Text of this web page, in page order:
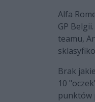
Alfa
GP
teamu,
Brak
10
punktów